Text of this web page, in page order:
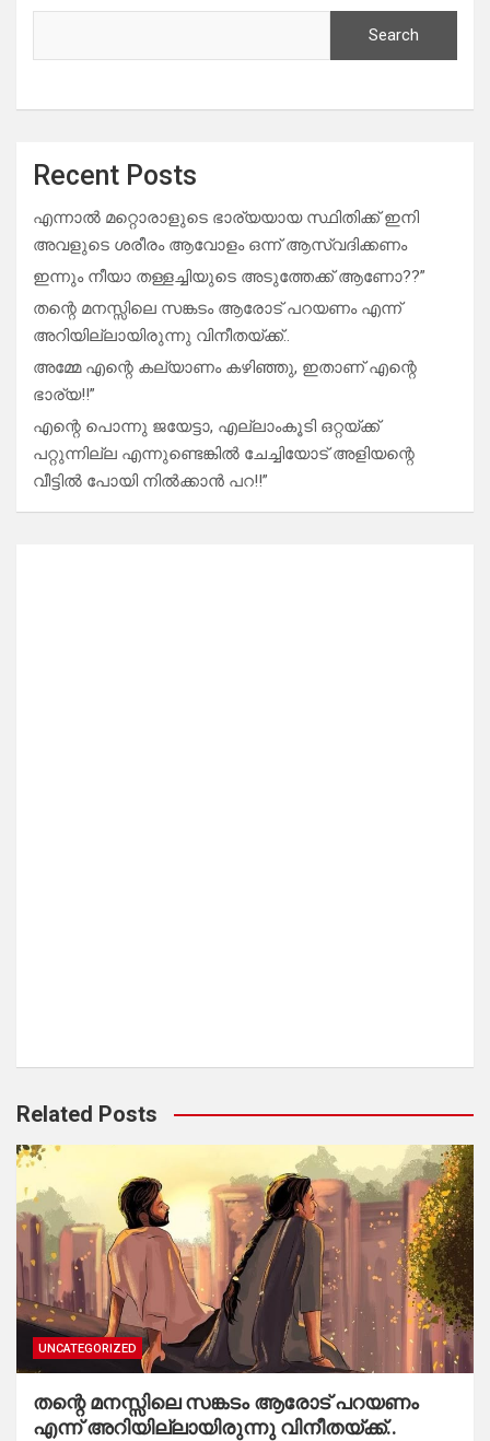
Search
Recent Posts
എന്നാൽ മറ്റൊരാളുടെ ഭാര്യയായ സ്ഥിതിക്ക് ഇനി
അവളുടെ ശരീരം ആവോളം ഒന്ന് ആസ്വദിക്കണം
ഇന്നും നീയാ തള്ളച്ചിയുടെ അടുത്തേക്ക് ആണോ??”
തന്റെ മനസ്സിലെ സങ്കടം ആരോട് പറയണം എന്ന്
അറിയില്ലായിരുന്നു വിനീതയ്ക്ക്..
അമ്മേ എന്റെ കല്യാണം കഴിഞ്ഞു, ഇതാണ് എന്റെ
ഭാര്യ!!”
എന്റെ പൊന്നു ജയേട്ടാ, എല്ലാംകൂടി ഒറ്റയ്ക്ക്
പറ്റുന്നില്ല എന്നുണ്ടെങ്കിൽ ചേച്ചിയോട് അളിയന്റെ
വീട്ടിൽ പോയി നിൽക്കാൻ പറ!!”
Related Posts
UNCATEGORIZED
തന്റെ മനസ്സിലെ സങ്കടം ആരോട് പറയണം
എന്ന് അറിയില്ലായിരുന്നു വിനീതയ്ക്ക്..